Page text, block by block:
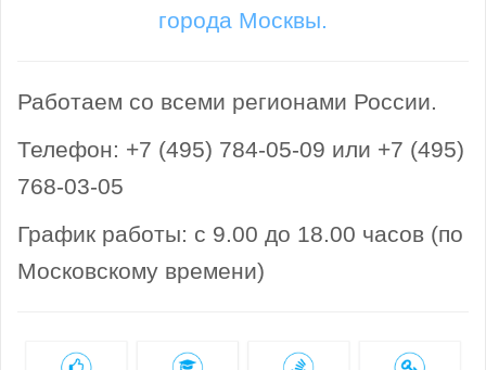
города Москвы.
Работаем со всеми регионами России.
Телефон: +7 (495) 784-05-09 или +7 (495)
768-03-05
График работы: с 9.00 до 18.00 часов (по
Московскому времени)